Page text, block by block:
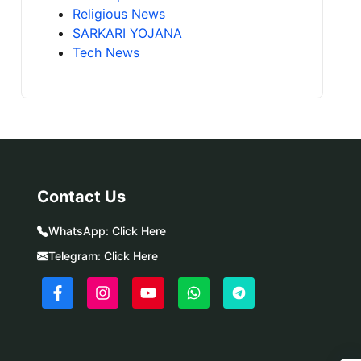
Religious News
SARKARI YOJANA
Tech News
Contact Us
WhatsApp: Click Here
Telegram: Click Here